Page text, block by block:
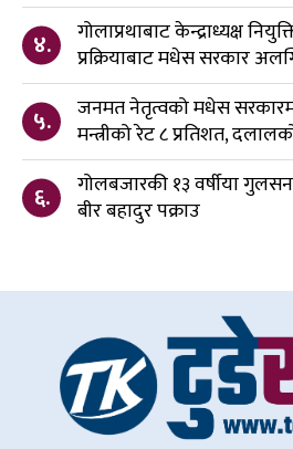
४.
गोलाप्रथाबाट केन्द्राध्यक्ष
प्रक्रियाबाट मधेस सरकार
५.
जनमत नेतृत्वको मधेस
मन्त्रीको रेट ८ प्रतिशत,
६.
गोलबजारकी १३ वर्षीया
बीर बहादुर पक्राउ